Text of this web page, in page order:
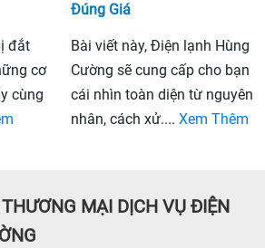
đắt
cơ
cùng
Đúng Giá
Bài viết này, Điện lạnh Hùng
Cường sẽ cung cấp cho bạn
cái nhìn toàn diện từ nguyên
nhân, cách xử.... Xem Thêm
MẠI DỊCH VỤ ĐIỆN